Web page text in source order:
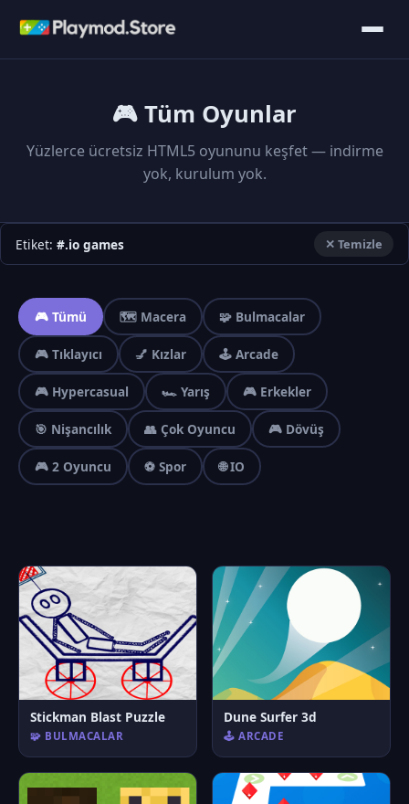
🎮 Tüm Oyunlar
Yüzlerce ücretsiz HTML5 oyununu keşfet — indirme
yok, kurulum yok.
Etiket: #.io games ✕ Temizle
🎮 Tümü 🗺️ Macera 🧩 Bulmacalar
🎮 Tıklayıcı 💅 Kızlar 🕹️ Arcade
🎮 Hypercasual 🏎️ Yarış 🎮 Erkekler
🎯 Nişancılık 👥 Çok Oyuncu 🎮 Dövüş
🎮 2 Oyuncu ⚽ Spor 🌐 IO
Stickman Blast Puzzle
🧩 BULMACALAR
Dune Surfer 3d
🕹️ ARCADE